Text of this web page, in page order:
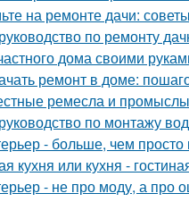
на ремонте дачи:
по ремонту
дома своими
ремонт в доме:
ремесла и
по монтажу
- больше, чем просто
кухня или кухня -
- не про моду, а про